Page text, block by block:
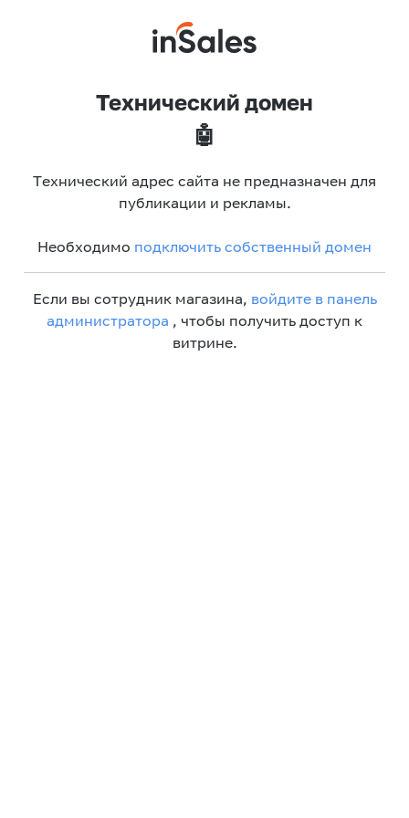
Технический домен
🤖
Технический адрес сайта не предназначен для
публикации и рекламы.
Необходимо подключить собственный домен
Если вы сотрудник магазина, войдите в панель
администратора , чтобы получить доступ к
витрине.